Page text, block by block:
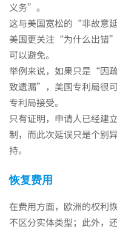
义务”。
这与美国宽松的“非故意
美国更关注“为什么出错
可以避免。
举例来说，如果只是“因
致遗漏”，美国专利局很
专利局接受。
只有证明，申请人已经建
制，而此次延误只是个别
持。
恢复费用
在费用方面，欧洲的权利
不区分实体类型；此外，